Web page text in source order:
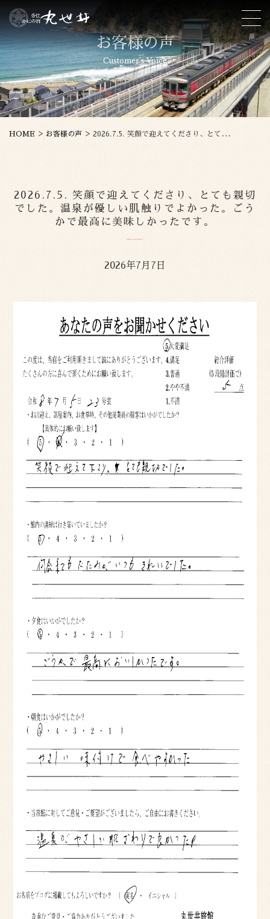
お客様の声
Customer's Voice
HOME > お客様の声 > 2026.7.5. 笑顔で迎えてくださり、とても親切でした。温泉が優しい肌触りでよかった。ごうかで最高に美味しかったです。
2026.7.5. 笑顔で迎えてくださり、とても親切
でした。温泉が優しい肌触りでよかった。ごう
かで最高に美味しかったです。
2026年7月7日